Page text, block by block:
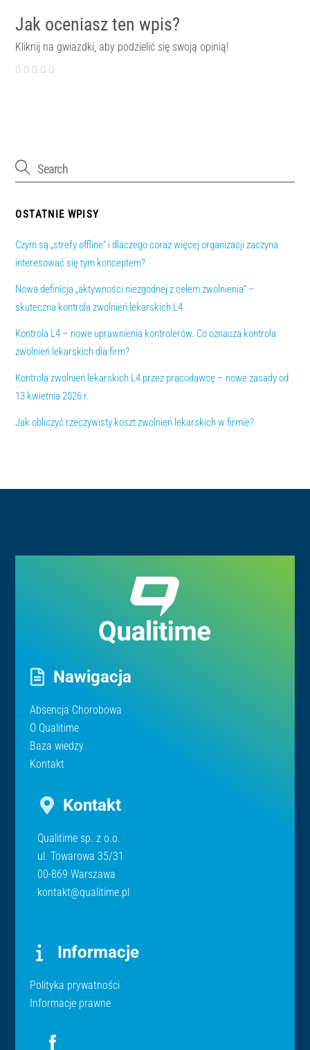
Jak oceniasz ten wpis?
Kliknij na gwiazdki, aby podzielić się swoją opinią!
OSTATNIE WPISY
Czym są „strefy offline” i dlaczego coraz więcej organizacji zaczyna
interesować się tym konceptem?
Nowa definicja „aktywności niezgodnej z celem zwolnienia” –
skuteczna kontrola zwolnień lekarskich L4
Kontrola L4 – nowe uprawnienia kontrolerów. Co oznacza kontrola
zwolnień lekarskich dla firm?
Kontrola zwolnień lekarskich L4 przez pracodawcę – nowe zasady od
13 kwietnia 2026 r.
Jak obliczyć rzeczywisty koszt zwolnień lekarskich w firmie?
Nawigacja
Absencja Chorobowa
O Qualitime
Baza wiedzy
Kontakt
Kontakt
Qualitime sp. z o.o.
ul. Towarowa 35/31
00-869 Warszawa
kontakt@qualitime.pl
Informacje
Polityka prywatności
Informacje prawne